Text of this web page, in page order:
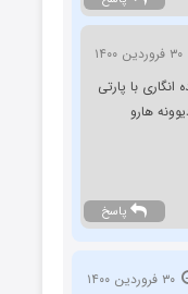
با پارتی
هارو
پاسخ
۳۰ فروردین ۱۴۰۰